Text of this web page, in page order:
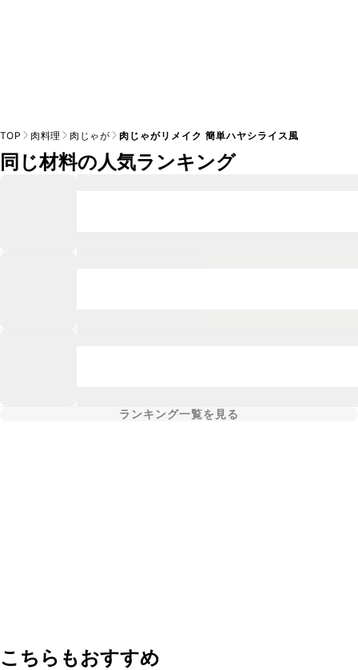
TOP 肉料理 肉じゃが 肉じゃがリメイク 簡単ハヤシライス風
同じ材料の人気ランキング
ランキング一覧を見る
こちらもおすすめ